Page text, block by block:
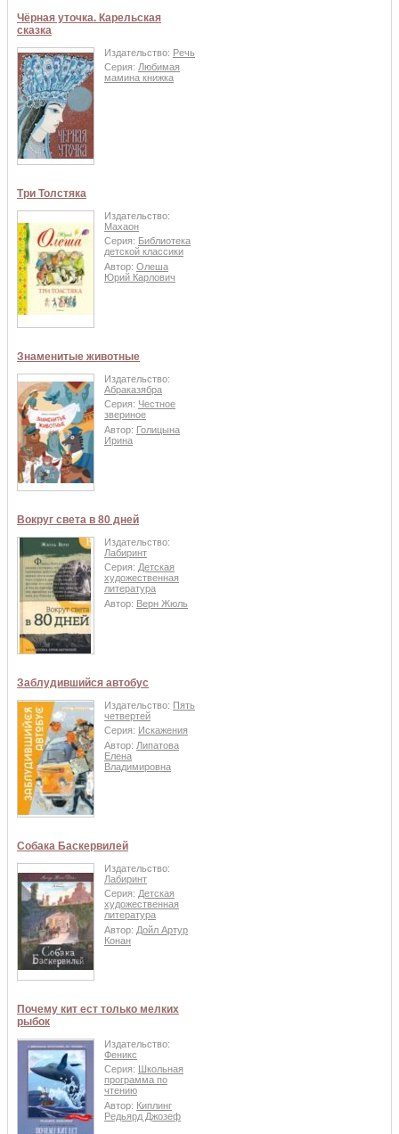
Чёрная уточка. Карельская
сказка
Издательство: Речь
Серия: Любимая
мамина книжка
Три Толстяка
Издательство:
Махаон
Серия: Библиотека
детской классики
Автор: Олеша
Юрий Карлович
Знаменитые животные
Издательство:
Абраказябра
Серия: Честное
звериное
Автор: Голицына
Ирина
Вокруг света в 80 дней
Издательство:
Лабиринт
Серия: Детская
художественная
литература
Автор: Верн Жюль
Заблудившийся автобус
Издательство: Пять
четвертей
Серия: Искажения
Автор: Липатова
Елена
Владимировна
Собака Баскервилей
Издательство:
Лабиринт
Серия: Детская
художественная
литература
Автор: Дойл Артур
Конан
Почему кит ест только мелких
рыбок
Издательство:
Феникс
Серия:
Школьная
программа по
чтению
Автор: Киплинг
Редьярд Джозеф